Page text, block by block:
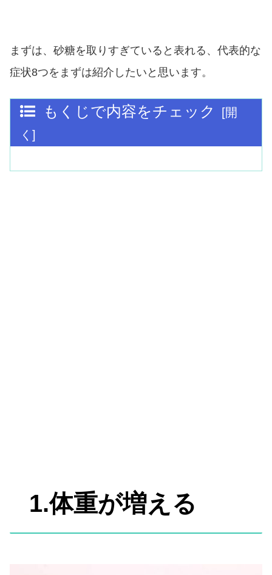
まずは、砂糖を取りすぎていると表れる、代表的な
症状8つをまずは紹介したいと思います。
もくじで内容をチェック
1.体重が増える